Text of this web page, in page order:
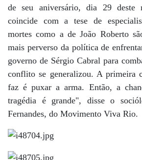
de seu aniversário, dia 29 deste
coincide com a tese de
mortes como a de João Roberto
mais perverso da política de
governo de Sérgio Cabral para
conflito se generalizou. A primeira
faz é puxar a arma. Então, a
tragédia é grande", disse o
Fernandes, do Movimento Viva Rio.